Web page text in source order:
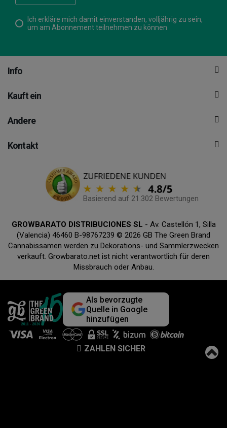
Ich erkläre mich damit einverstanden, volljährig zu sein,
um am Abonnement teilnehmen zu können
Info
Kauft ein
Andere
Kontakt
Basierend auf 21.302 Bewertungen
GROWBARATO DISTRIBUCIONES SL - Av. Castellón 1, Silla
(Valencia) 46460 B-98767239 © 2026 GB The Green Brand
Cannabissamen werden zu Dekorations- und Sammlerzwecken
verkauft. Growbarato.net ist nicht verantwortlich für deren
Missbrauch oder Anbau.
Als bevorzugte
Quelle in Google
hinzufügen
ZAHLEN SICHER